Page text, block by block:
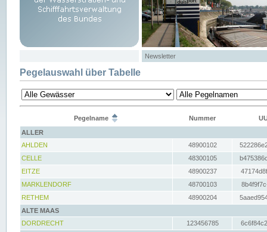
Newsletter
Pegelauswahl über Tabelle
Pegelname Nummer
ALLER
AHLDEN
48900102
CELLE
48300105
EITZE
48900237
MARKLENDORF
48700103
RETHEM
48900204
ALTE MAAS
DORDRECHT
123456785